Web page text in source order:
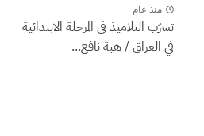
منذ عام
تسرّب التلاميذ في المرحلة الابتدائية
في العراق / هبة نافع...